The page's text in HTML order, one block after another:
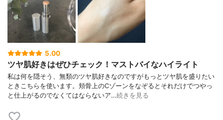
5.00
ツヤ肌好きはぜひチェック！マストバイなハイライト
私は何を隠そう、無類のツヤ肌好きなのですがもっとツヤ肌を盛りたい
ときこちらを使います。頬骨上のCゾーンをなぞるとそれだけでつやっ
と仕上がるのでなくてはならないア…続きを見る